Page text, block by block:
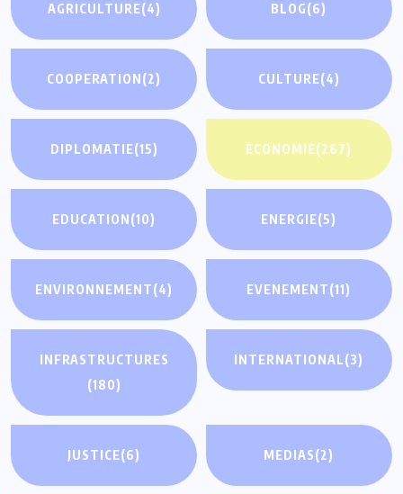
AGRICULTURE(4) BLOG(6)
COOPERATION(2) CULTURE(4)
DIPLOMATIE(15) ECONOMIE(267)
EDUCATION(10) ENERGIE(5)
ENVIRONNEMENT(4) EVENEMENT(11)
INFRASTRUCTURES
(180)
INTERNATIONAL(3)
JUSTICE(6) MEDIAS(2)